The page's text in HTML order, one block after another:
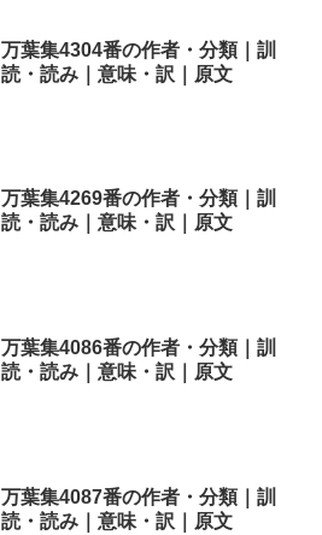
万葉集4304番の作者・分類｜訓
読・読み｜意味・訳｜原文
万葉集4269番の作者・分類｜訓
読・読み｜意味・訳｜原文
万葉集4086番の作者・分類｜訓
読・読み｜意味・訳｜原文
万葉集4087番の作者・分類｜訓
読・読み｜意味・訳｜原文